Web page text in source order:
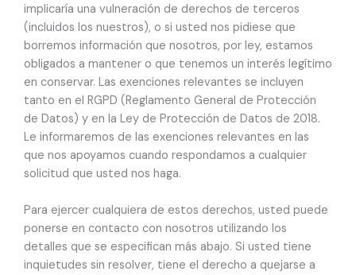
implicaría una vulneración de derechos de terceros
(incluidos los nuestros), o si usted nos pidiese que
borremos información que nosotros, por ley, estamos
obligados a mantener o que tenemos un interés legítimo
en conservar. Las exenciones relevantes se incluyen
tanto en el RGPD (Reglamento General de Protección
de Datos) y en la Ley de Protección de Datos de 2018.
Le informaremos de las exenciones relevantes en las
que nos apoyamos cuando respondamos a cualquier
solicitud que usted nos haga.
Para ejercer cualquiera de estos derechos, usted puede
ponerse en contacto con nosotros utilizando los
detalles que se especifican más abajo. Si usted tiene
inquietudes sin resolver, tiene el derecho a quejarse a